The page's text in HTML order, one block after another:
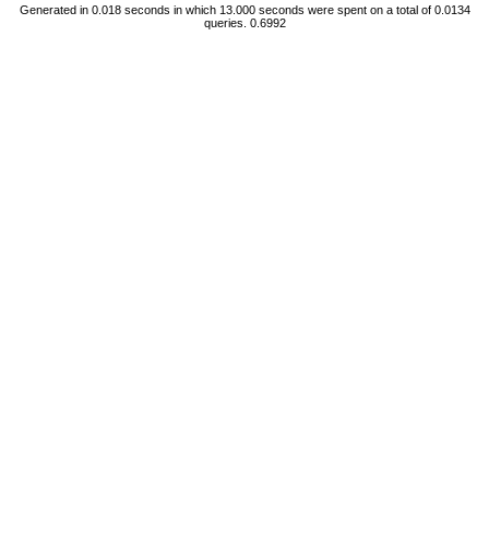
Generated in 0.018 seconds in which 13.000 seconds were spent on a total of 0.0134
queries. 0.6992